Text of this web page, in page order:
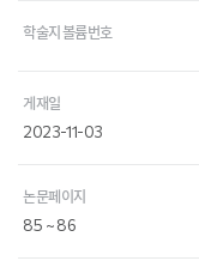
학술지 볼륨번호
게재일
2023-11-03
논문페이지
85 ~ 86